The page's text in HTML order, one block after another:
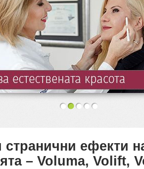
странични ефекти
– Voluma, Volift,